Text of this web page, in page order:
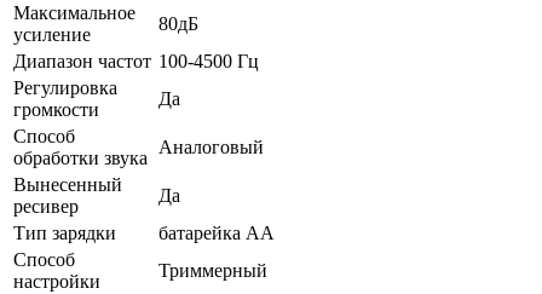
Максимальное
усиление
80дБ
Диапазон частот 100-4500 Гц
Регулировка
громкости
Да
Способ
обработки звука
Аналоговый
Вынесенный
ресивер
Да
Тип зарядки
батарейка АА
Способ
настройки
Триммерный